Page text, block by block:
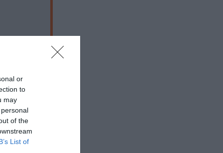
or
to
may
of the
List of